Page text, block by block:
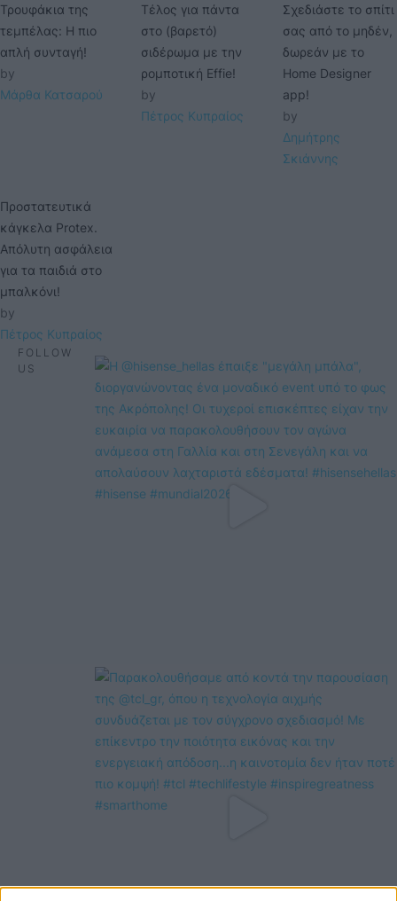
Τρουφάκια της
τεμπέλας: Η πιο
απλή συνταγή!
by
Μάρθα Κατσαρού
Τέλος για πάντα
στο (βαρετό)
σιδέρωμα με την
ρομποτική Effie!
by
Πέτρος Κυπραίος
Σχεδιάστε το σπίτι
σας από το μηδέν,
δωρεάν με το
Home Designer
app!
by
Δημήτρης
Σκιάννης
Προστατευτικά
κάγκελα Protex.
Απόλυτη ασφάλεια
για τα παιδιά στο
μπαλκόνι!
by
Πέτρος Κυπραίος
FOLLOW
US